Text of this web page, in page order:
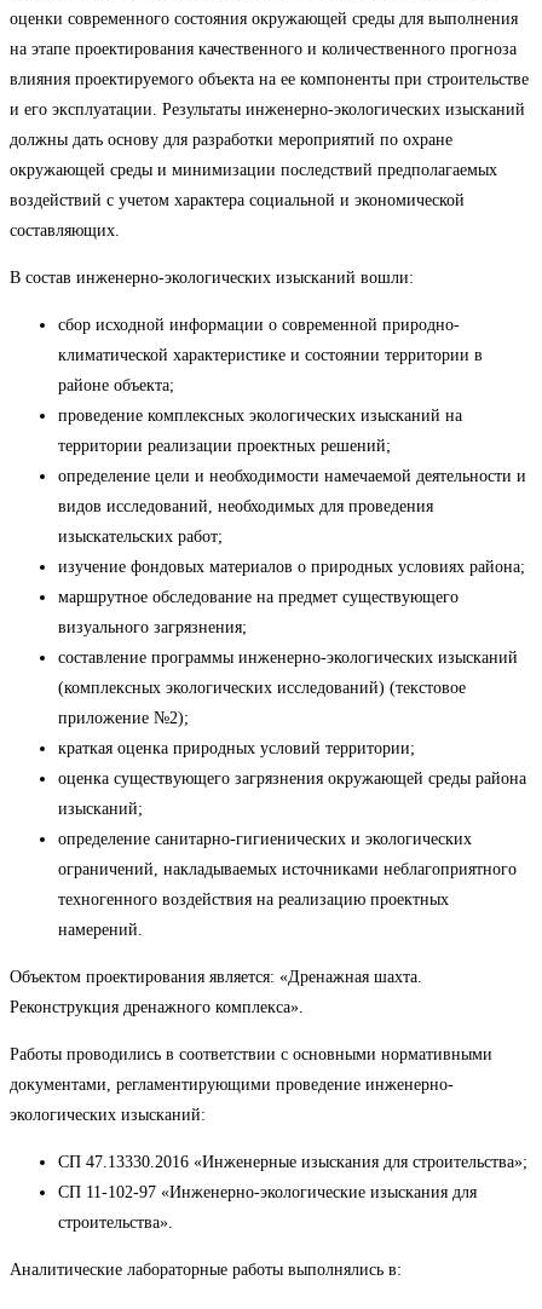
оценки современного состояния окружающей среды для выполнения
на этапе проектирования качественного и количественного прогноза
влияния проектируемого объекта на ее компоненты при строительстве
и его эксплуатации. Результаты инженерно-экологических изысканий
должны дать основу для разработки мероприятий по охране
окружающей среды и минимизации последствий предполагаемых
воздействий с учетом характера социальной и экономической
составляющих.
В состав инженерно-экологических изысканий вошли:
сбор исходной информации о современной природно-
климатической характеристике и состоянии территории в
районе объекта;
проведение комплексных экологических изысканий на
территории реализации проектных решений;
определение цели и необходимости намечаемой деятельности и
видов исследований, необходимых для проведения
изыскательских работ;
изучение фондовых материалов о природных условиях района;
маршрутное обследование на предмет существующего
визуального загрязнения;
составление программы инженерно-экологических изысканий
(комплексных экологических исследований) (текстовое
приложение №2);
краткая оценка природных условий территории;
оценка существующего загрязнения окружающей среды района
изысканий;
определение санитарно-гигиенических и экологических
ограничений, накладываемых источниками неблагоприятного
техногенного воздействия на реализацию проектных
намерений.
Объектом проектирования является: «Дренажная шахта.
Реконструкция дренажного комплекса».
Работы проводились в соответствии с основными нормативными
документами, регламентирующими проведение инженерно-
экологических изысканий:
СП 47.13330.2016 «Инженерные изыскания для строительства»;
СП 11-102-97 «Инженерно-экологические изыскания для
строительства».
Аналитические лабораторные работы выполнялись в: